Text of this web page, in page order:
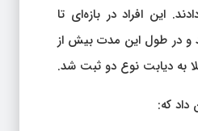
این افراد در بازه‌ای تا
و در طول این مدت بیش از
داد که: